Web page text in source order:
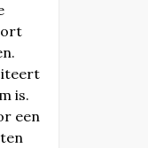
is.
een